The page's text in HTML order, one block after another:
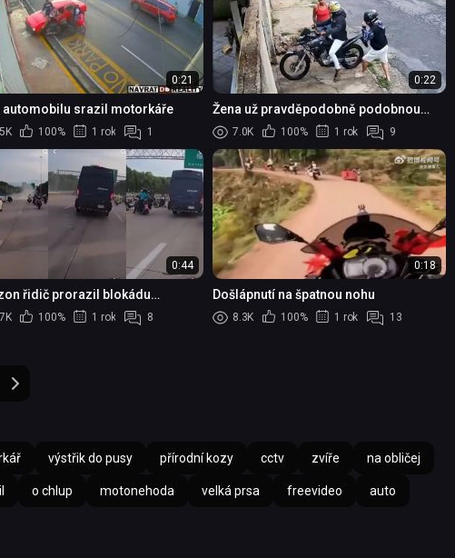
0:21
automobilu srazil motorkáře
100% 1 rok 1
0:22
Žena už pravděpodobně podobnou
situací prošla...
7.0K 100% 1 rok 9
0:44
řidič prorazil blokádu
aby doručil zásilku včas
100% 1 rok 8
0:18
Došlápnutí na špatnou nohu
8.3K 100% 1 rok 13
výstřik do pusy přírodní kozy cctv zvíře na obličej
o chlup motonehoda velká prsa freevideo auto